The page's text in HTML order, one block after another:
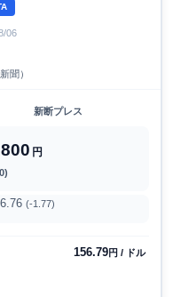
06
聞）
新断プレス
円
(-1.77)
156.79円 / ドル